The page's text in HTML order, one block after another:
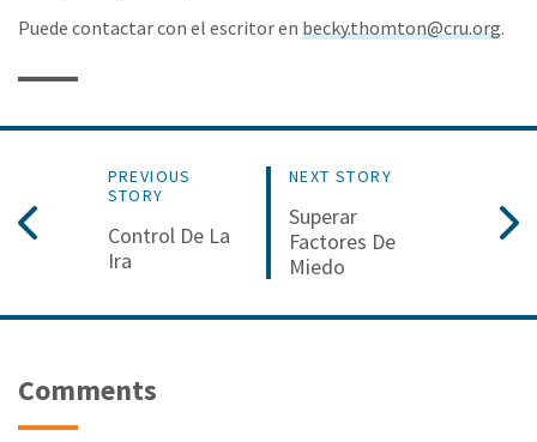
Puede contactar con el escritor en becky.thomton@cru.org.
PREVIOUS
STORY
Control De La
Ira
NEXT STORY
Superar
Factores De
Miedo
Comments